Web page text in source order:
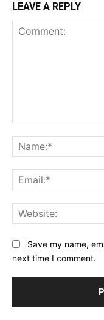
LEAVE A REPLY
Save my name,
next time I comment.